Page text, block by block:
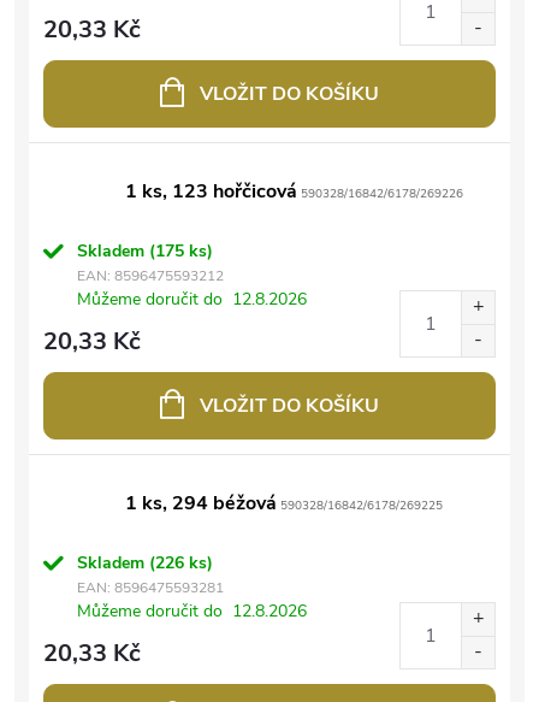
20,33 Kč
VLOŽIT DO KOŠÍKU
1 ks, 123 hořčicová 590328/16842/6178/269226
Skladem (175 ks)
EAN: 8596475593212
Můžeme doručit do 12.8.2026
20,33 Kč
VLOŽIT DO KOŠÍKU
1 ks, 294 béžová 590328/16842/6178/269225
Skladem (226 ks)
EAN: 8596475593281
Můžeme doručit do 12.8.2026
20,33 Kč